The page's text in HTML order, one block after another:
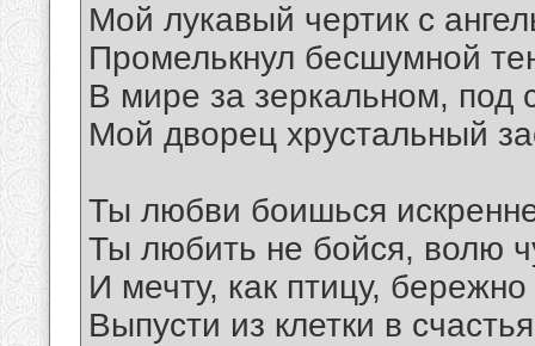
Мой лукавый чертик с
Промелькнул бесшумной
В мире за зеркальном, под
Мой дворец хрустальный
Ты любви боишься
Ты любить не бойся, волю
И мечту, как птицу,
Выпусти из клетки в